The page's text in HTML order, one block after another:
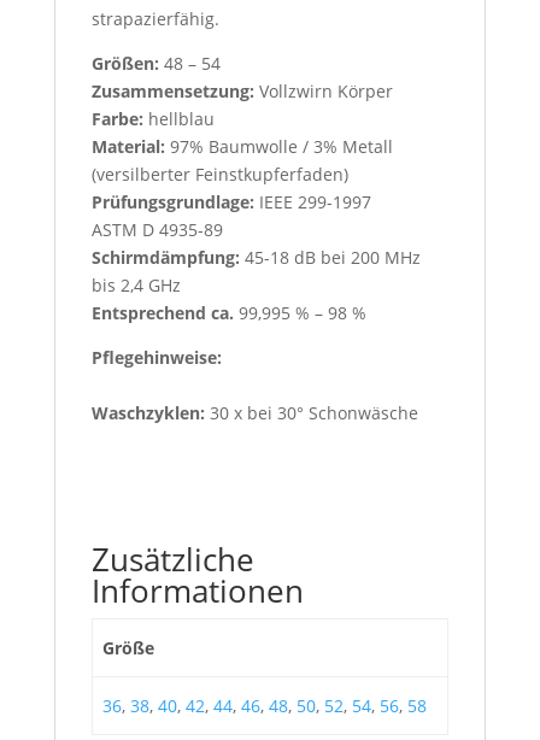
strapazierfähig.
Größen: 48 – 54
Zusammensetzung: Vollzwirn Körper
Farbe: hellblau
Material: 97% Baumwolle / 3% Metall
(versilberter Feinstkupferfaden)
Prüfungsgrundlage: IEEE 299-1997
ASTM D 4935-89
Schirmdämpfung: 45-18 dB bei 200 MHz
bis 2,4 GHz
Entsprechend ca. 99,995 % – 98 %
Pflegehinweise:
Waschzyklen: 30 x bei 30° Schonwäsche
Zusätzliche
Informationen
Größe
36, 38, 40, 42, 44, 46, 48, 50, 52, 54, 56, 58